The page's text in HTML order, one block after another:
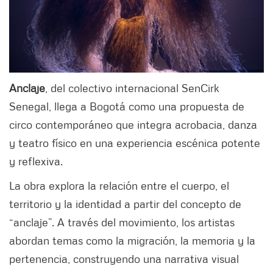
Anclaje , del colectivo internacional SenCirk
Senegal, llega a Bogotá como una propuesta de
circo contemporáneo que integra acrobacia, danza
y teatro físico en una experiencia escénica potente
y reflexiva.
La obra explora la relación entre el cuerpo, el
territorio y la identidad a partir del concepto de
“anclaje”. A través del movimiento, los artistas
abordan temas como la migración, la memoria y la
pertenencia, construyendo una narrativa visual